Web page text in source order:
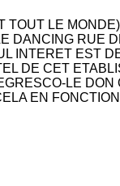
TOUT LE
DANCING RUE
INTERET EST
DE CET
LE
EN